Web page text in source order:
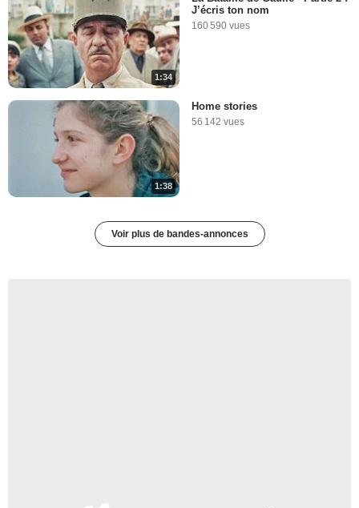
1:34
J’écris ton nom
160 590 vues
1:38
Home stories
56 142 vues
Voir plus de bandes-annonces